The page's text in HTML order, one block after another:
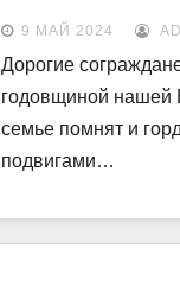
9 МАЙ 2024
Дорогие
годовщиной нашей
семье помнят и
подвигами…